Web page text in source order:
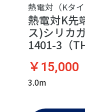
熱電対（Kタイ
熱電対K先
ス)シリカ
1401-3（
￥15,000
3.0m